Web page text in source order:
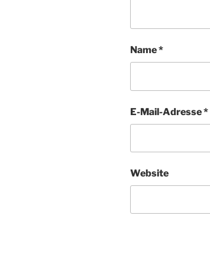
Name*
E-Mail-Adresse*
Website